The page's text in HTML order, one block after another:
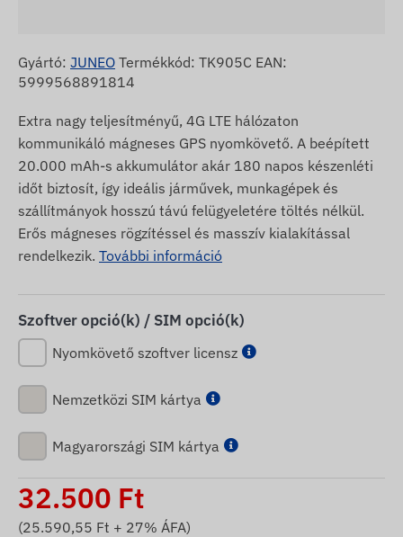
Gyártó: JUNEO Termékkód: TK905C EAN:
5999568891814
Extra nagy teljesítményű, 4G LTE hálózaton
kommunikáló mágneses GPS nyomkövető. A beépített
20.000 mAh-s akkumulátor akár 180 napos készenléti
időt biztosít, így ideális járművek, munkagépek és
szállítmányok hosszú távú felügyeletére töltés nélkül.
Erős mágneses rögzítéssel és masszív kialakítással
rendelkezik. További információ
Szoftver opció(k) / SIM opció(k)
Nyomkövető szoftver licensz
Nemzetközi SIM kártya
Magyarországi SIM kártya
32.500 Ft
(25.590,55 Ft + 27% ÁFA)